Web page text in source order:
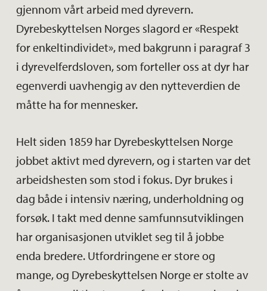
gjennom vårt arbeid med dyrevern.
Dyrebeskyttelsen Norges slagord er «Respekt
for enkeltindividet», med bakgrunn i paragraf 3
i dyrevelferdsloven, som forteller oss at dyr har
egenverdi uavhengig av den nytteverdien de
måtte ha for mennesker.
Helt siden 1859 har Dyrebeskyttelsen Norge
jobbet aktivt med dyrevern, og i starten var det
arbeidshesten som stod i fokus. Dyr brukes i
dag både i intensiv næring, underholdning og
forsøk. I takt med denne samfunnsutviklingen
har organisasjonen utviklet seg til å jobbe
enda bredere. Utfordringene er store og
mange, og Dyrebeskyttelsen Norge er stolte av